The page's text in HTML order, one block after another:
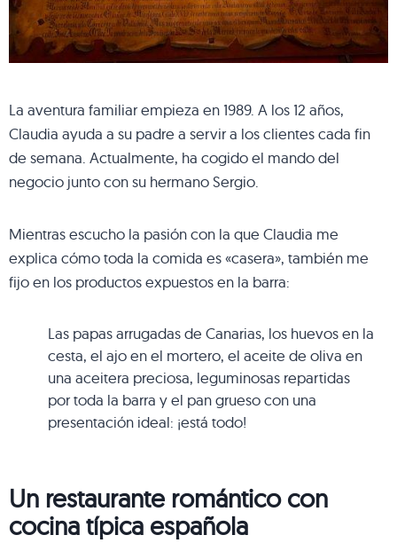
La aventura familiar empieza en 1989. A los 12 años,
Claudia ayuda a su padre a servir a los clientes cada fin
de semana. Actualmente, ha cogido el mando del
negocio junto con su hermano Sergio.
Mientras escucho la pasión con la que Claudia me
explica cómo toda la comida es «casera», también me
fijo en los productos expuestos en la barra:
Las papas arrugadas de Canarias, los huevos en la
cesta, el ajo en el mortero, el aceite de oliva en
una aceitera preciosa, leguminosas repartidas
por toda la barra y el pan grueso con una
presentación ideal: ¡está todo!
Un restaurante romántico con
cocina típica española